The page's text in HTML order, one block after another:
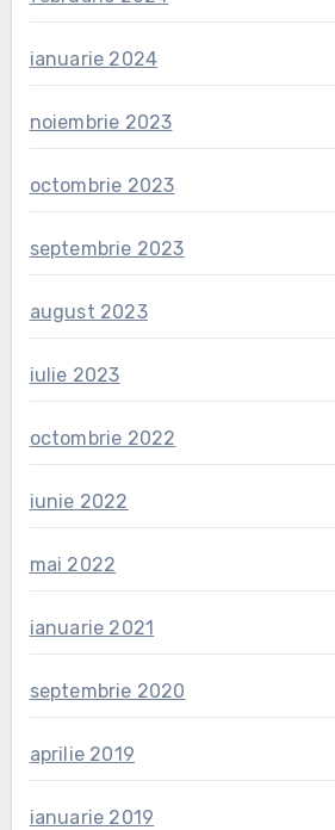
ianuarie 2024
noiembrie 2023
octombrie 2023
septembrie 2023
august 2023
iulie 2023
octombrie 2022
iunie 2022
mai 2022
ianuarie 2021
septembrie 2020
aprilie 2019
ianuarie 2019